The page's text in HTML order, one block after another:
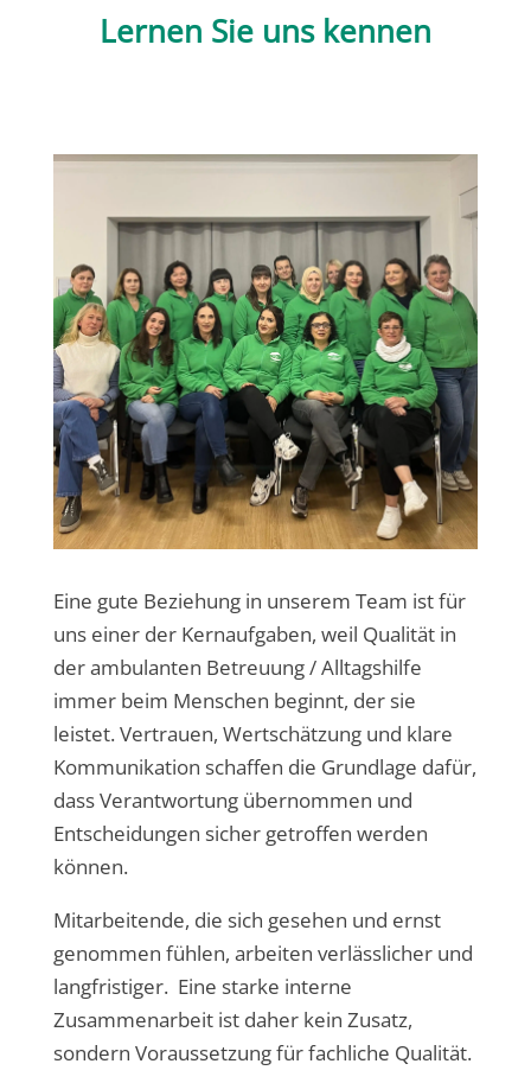
Lernen Sie uns kennen
Eine gute Beziehung in unserem Team ist für
uns einer der Kernaufgaben, weil Qualität in
der ambulanten Betreuung / Alltagshilfe
immer beim Menschen beginnt, der sie
leistet. Vertrauen, Wertschätzung und klare
Kommunikation schaffen die Grundlage dafür,
dass Verantwortung übernommen und
Entscheidungen sicher getroffen werden
können.
Mitarbeitende, die sich gesehen und ernst
genommen fühlen, arbeiten verlässlicher und
langfristiger. Eine starke interne
Zusammenarbeit ist daher kein Zusatz,
sondern Voraussetzung für fachliche Qualität.